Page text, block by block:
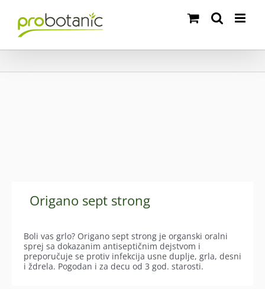
content
Origano sept strong
Boli vas grlo? Origano sept strong je organski oralni
sprej sa dokazanim antiseptičnim dejstvom i
preporučuje se protiv infekcija usne duplje, grla, desni
i ždrela. Pogodan i za decu od 3 god. starosti.